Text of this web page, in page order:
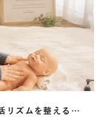
リズムを整える…